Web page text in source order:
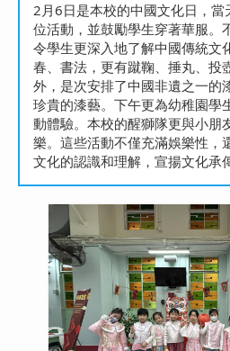
2月6日是本校的中國文化日，
位活動，並鼓勵學生穿著華服。
令學生更深入地了解中國傳統文
春、書法，更有蹴鞠、捶丸、投
外，是次安排了中國非遺之一的
珍貴的漆藝。下午更為幼稚園學
動體驗。本校的醒獅隊更與小朋
樂。這些活動不僅充滿娛樂性，
文化的認識和理解，宣揚文化承